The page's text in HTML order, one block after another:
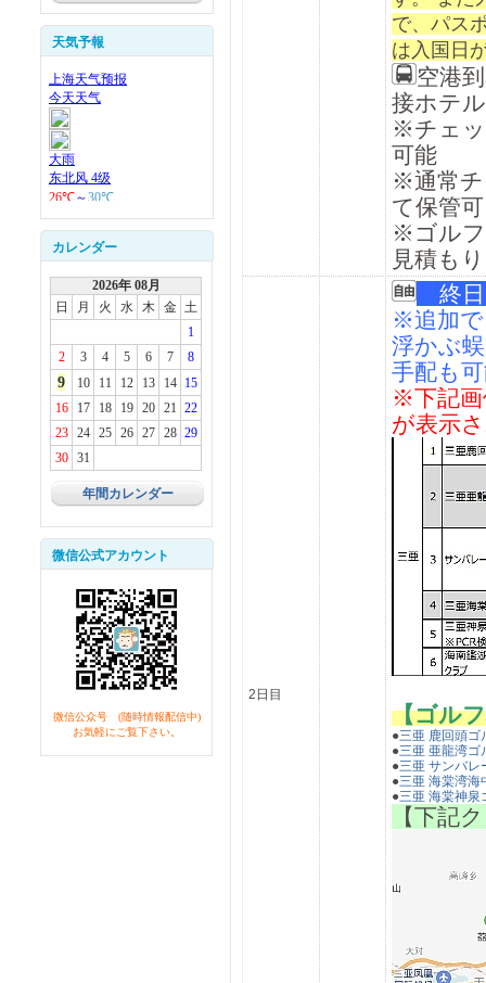
天気予報
カレンダー
2026年 08月
日
月 火 水 木 金 土
1
2
3 4 5 6 7 8
9 10 11 12 13 14
15
16
17 18 19 20 21 22
23
24 25 26 27 28 29
30
31
年間カレンダー
微信公式アカウント
微信公众号 (随時情報配信中)
お気軽にご覧下さい。
で、パス
は入国日
空港
接ホテ
※チェ
可能
※通常チ
て保管
※ゴルフ
見積も
2日目
終
※追加で
浮かぶ
手配も
※下記画
が表示
【ゴル
●三亜 鹿回頭ゴ
●三亜 亜龍湾ゴ
●三亜 サンバレ
●三亜 海棠湾海
●三亜 海棠神泉
【下記